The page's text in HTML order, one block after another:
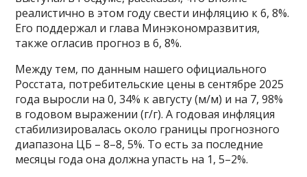
реалистично в этом году свести инфляцию к 6, 8%.
Его поддержал и глава Минэкономразвития,
также огласив прогноз в 6, 8%.
Между тем, по данным нашего официального
Росстата, потребительские цены в сентябре 2025
года выросли на 0, 34% к августу (м/м) и на 7, 98%
в годовом выражении (г/г). А годовая инфляция
стабилизировалась около границы прогнозного
диапазона ЦБ – 8–8, 5%. То есть за последние
месяцы года она должна упасть на 1, 5–2%.